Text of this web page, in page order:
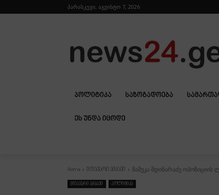
პარასკევი, აგვისტო 7, 2026
ᲞᲝᲚᲘᲢᲘᲙᲐ ᲡᲐᲖᲝᲒᲐᲓᲝᲔᲑᲐ
ᲔᲡ ᲣᲜᲓᲐ ᲘᲪᲝᲓᲔ
Home მთავარი ამბავი მამუკა მდინარაძე
მთავარი ამბავი პოლიტიკა